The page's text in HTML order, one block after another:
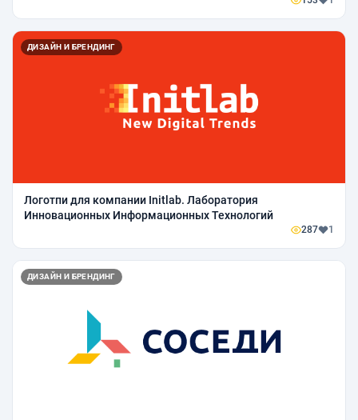
ДИЗАЙН И БРЕНДИНГ
Логотпи для компании Initlab. Лаборатория
Инновационных Информационных Технологий
287 1
ДИЗАЙН И БРЕНДИНГ